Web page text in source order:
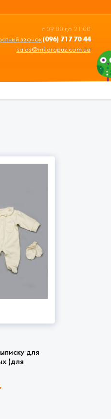
с 09:00 до 21:00
(096) 717 70 44
звонок
sales@mkarapuz.com.ua
для
(для